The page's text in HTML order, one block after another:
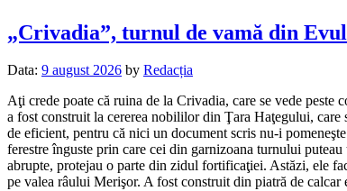
„Crivadia”, turnul de vamă din
Data: 9 august 2026 by Redacția
Aţi crede poate că ruina de la Crivadia, care se vede peste
a fost construit la cererea nobililor din Ţara Haţegului, care
de eficient, pentru că nici un document scris nu-i
ferestre înguste prin care cei din garnizoana turnului
abrupte, protejau o parte din zidul fortificaţiei. Astăzi, ele
pe valea râului Merişor. A fost construit din piatră de